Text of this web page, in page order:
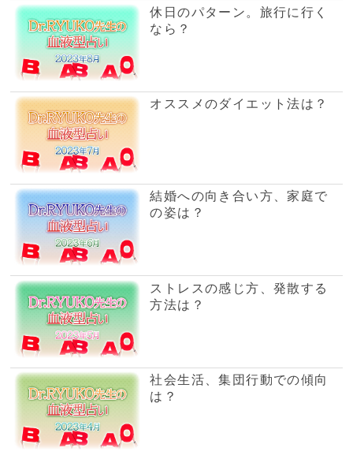
成功するためのポイントと
は？
微妙な距離感の仲、恋人に進
展する？
1 2 3 4 5 次へ
いま人気沸騰の電話占い
青花
問題をスッキリと解
高い鑑定師
綾
四柱推命で人生の悩